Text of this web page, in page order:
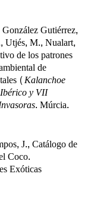
Gutiérrez,
Utjés, M.,Nualart,
de los patrones
de
(Kalanchoe
y VII
. Múrcia.
J., Catálogo de
Coco.
Exóticas